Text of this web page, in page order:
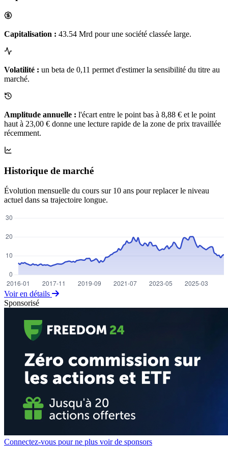
Capitalisation : 43.54 Mrd pour une société classée large.
Volatilité : un beta de 0,11 permet d'estimer la sensibilité du titre au
marché.
Amplitude annuelle : l'écart entre le point bas à 8,88 € et le point
haut à 23,00 € donne une lecture rapide de la zone de prix travaillée
récemment.
Historique de marché
Évolution mensuelle du cours sur 10 ans pour replacer le niveau
actuel dans sa trajectoire longue.
Voir en détails
Sponsorisé
Connectez-vous pour ne plus voir de sponsors